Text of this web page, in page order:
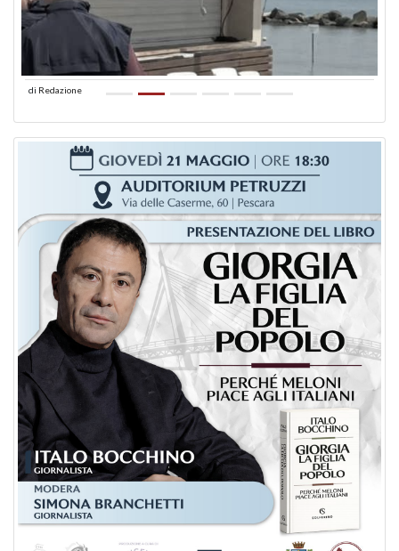
di Redazione